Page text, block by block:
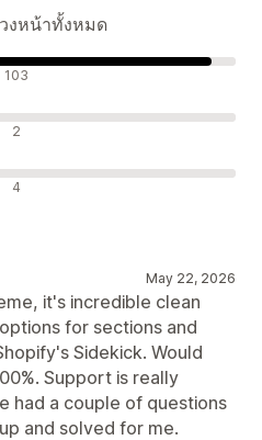
งหน้าทั้งหมด
103
2
4
May 22, 2026
it's incredible clean
for sections and
Sidekick. Would
Support is really
had a couple of questions
and solved for me.